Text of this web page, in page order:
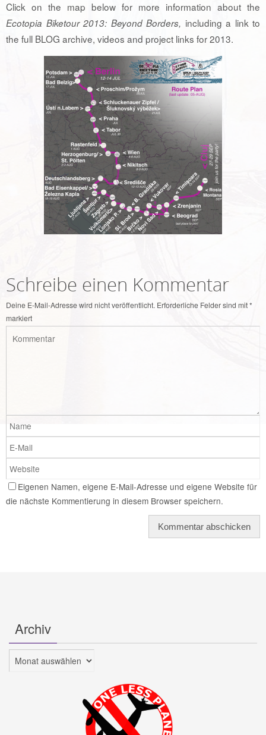
Click on the map below for more information about the
Ecotopia Biketour 2013: Beyond Borders, including a link to
the full BLOG archive, videos and project links for 2013.
Schreibe einen Kommentar
Deine E-Mail-Adresse wird nicht veröffentlicht. Erforderliche Felder sind mit*
markiert
Eigenen Namen, eigene E-Mail-Adresse und eigene Website für
die nächste Kommentierung in diesem Browser speichern.
Archiv
Archiv